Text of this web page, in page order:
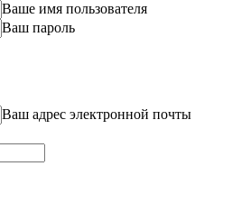
Ваше имя пользователя
Ваш пароль
Ваш адрес электронной почты